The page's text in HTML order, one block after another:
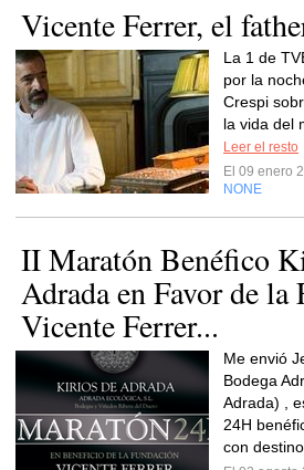
Vicente Ferrer, el
La 1 de
por la
Crespi
la vida del
Leer el resto
El 09 enero
NONE
II Maratón Benéfico
Adrada en Favor de la
Vicente Ferrer...
Me envió
Bodega
Adrada) ,
24H
con destino